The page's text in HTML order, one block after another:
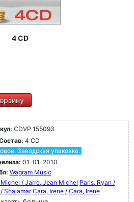
4 CD
CDVP 155093
4 CD
Заводская упаковка.
01-01-2010
Wagram Music
/ Jarre, Jean Michel Paris, Ryan /
Shalamar Cara, Irene / Cara, Irene